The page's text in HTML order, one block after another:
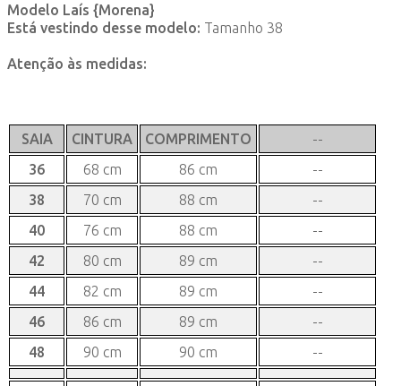
Modelo Laís {Morena}
Está vestindo desse modelo: Tamanho 38
Atenção às medidas:
SAIA CINTURA COMPRIMENTO
--
36
68 cm 86 cm
--
38
70 cm 88 cm
--
40
76 cm 88 cm
--
42
80 cm 89 cm
--
44
82 cm 89 cm
--
46
86 cm 89 cm
--
48
90 cm 90 cm --